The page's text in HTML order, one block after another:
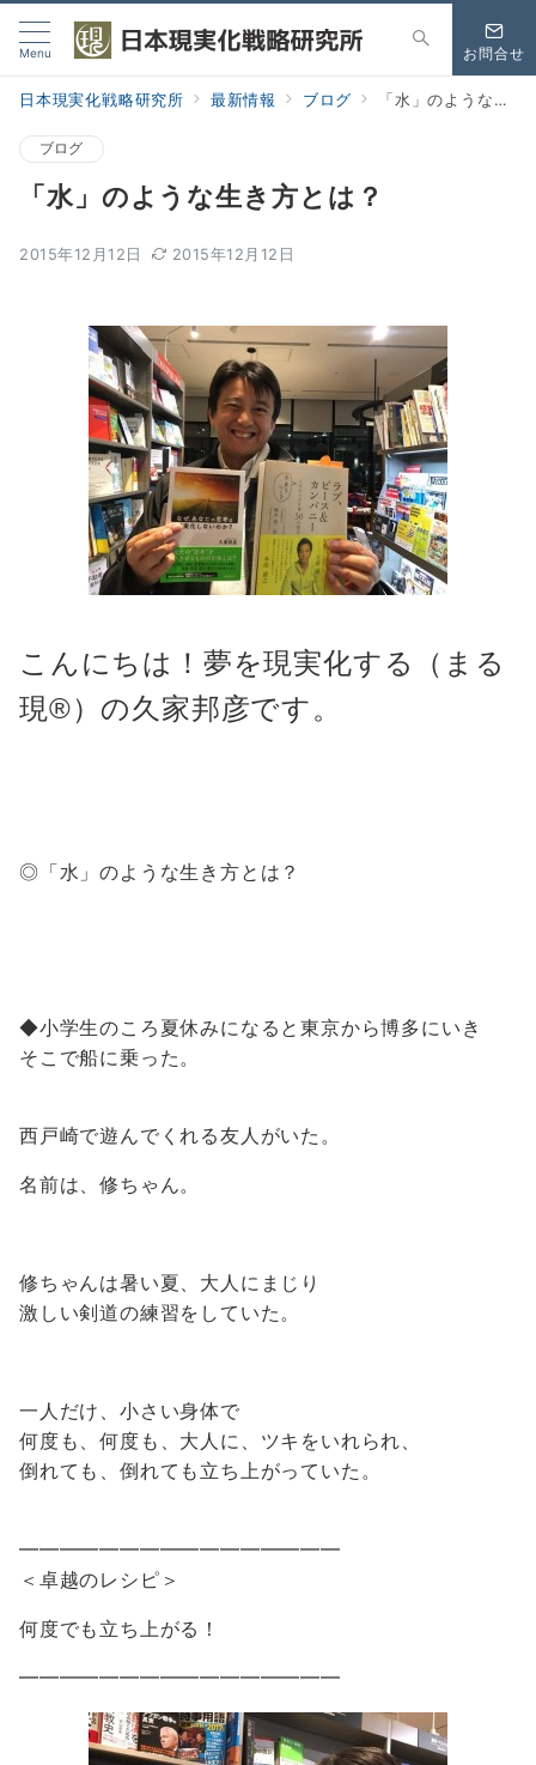
Menu お問合せ
日本現実化戦略研究所 最新情報 ブログ 「水」のような生き方とは？
ブログ
「水」のような生き方とは？
2015年12月12日 2015年12月12日
こんにちは！夢を現実化する（まる
現®️）の久家邦彦です。
◎「水」のような生き方とは？
◆小学生のころ夏休みになると東京から博多にいき
そこで船に乗った。
西戸崎で遊んでくれる友人がいた。
名前は、修ちゃん。
修ちゃんは暑い夏、大人にまじり
激しい剣道の練習をしていた。
一人だけ、小さい身体で
何度も、何度も、大人に、ツキをいれられ、
倒れても、倒れても立ち上がっていた。
━━━━━━━━━━━━━━━━
＜卓越のレシピ＞
何度でも立ち上がる！
━━━━━━━━━━━━━━━━